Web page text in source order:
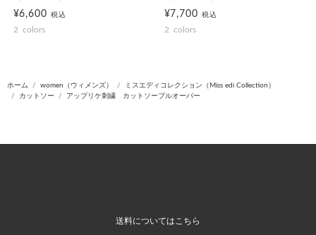
¥6,600税込
2 colors
¥7,700税込
2 colors
ホーム women（ウィメンズ）
ミスエディコレクション（Miss edi Collection）
カットソー
アップリケ刺繍 カットソープルオーバー
送料についてはこちら